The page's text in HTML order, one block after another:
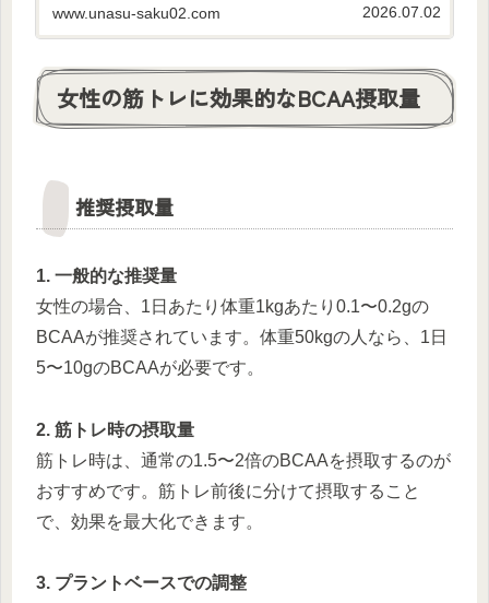
www.unasu-saku02.com 2026.07.02
女性の筋トレに効果的なBCAA摂取量
推奨摂取量
1. 一般的な推奨量
女性の場合、1日あたり体重1kgあたり0.1〜0.2gの
BCAAが推奨されています。体重50kgの人なら、1日
5〜10gのBCAAが必要です。
2. 筋トレ時の摂取量
筋トレ時は、通常の1.5〜2倍のBCAAを摂取するのが
おすすめです。筋トレ前後に分けて摂取すること
で、効果を最大化できます。
3. プラントベースでの調整